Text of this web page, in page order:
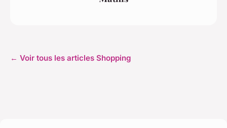
← Voir tous les articles Shopping